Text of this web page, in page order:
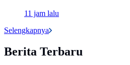
11 jam lalu
Selengkapnya
Berita Terbaru